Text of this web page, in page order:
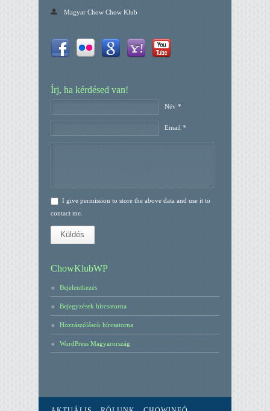
Magyar Chow Chow Klub
Írj, ha kérdésed van!
Név *
Email *
I give permission to store the above data and use it to
contact me.
Küldés
ChowKlubWP
Bejelentkezés
Bejegyzések hírcsatorna
Hozzászólások hírcsatorna
WordPress Magyarország